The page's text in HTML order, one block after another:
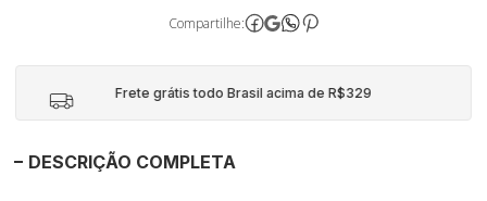
Compartilhe:
Frete grátis todo Brasil acima de R$329
DESCRIÇÃO COMPLETA